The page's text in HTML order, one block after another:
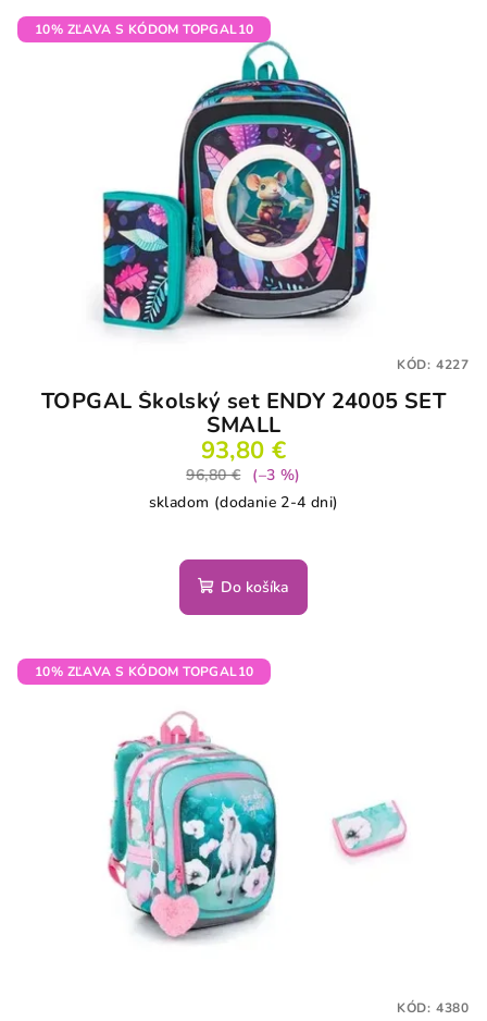
10% ZĽAVA S KÓDOM TOPGAL10
TOPGAL Školský set ENDY 24005 SET
SMALL
93,80 €
96,80 €
(–3 %)
skladom (dodanie 2-4 dni)
Do košíka
KÓD: 4227
10% ZĽAVA S KÓDOM TOPGAL10
KÓD: 4380